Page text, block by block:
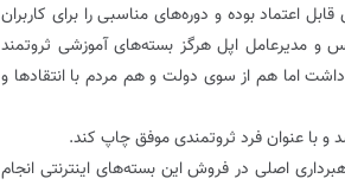
قابل اعتماد بوده و دوره‌های مناسبی را برای کاربران
و مدیرعامل اپل هرگز بسته‌های آموزشی ثروتمند
اما هم از سوی دولت و هم مردم با انتقادها و
و با عنوان فرد ثروتمندی موفق چاپ کند.
اصلی در فروش این بسته‌های اینترنتی انجام